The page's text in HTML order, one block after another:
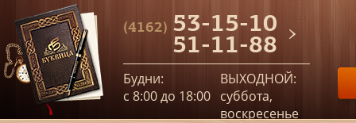
(4162) 53-15-10
51-11-88
Будни:
c 8:00 до 18:00
ВЫХОДНОЙ:
суббота,
воскресенье